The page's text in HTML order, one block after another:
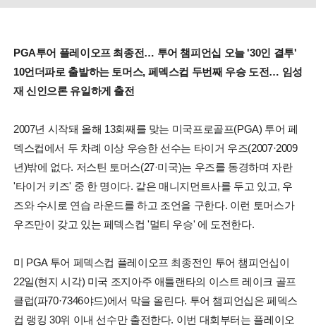
PGA투어 플레이오프 최종전… 투어 챔피언십 오늘 '30인 결투'
10언더파로 출발하는 토머스, 페덱스컵 두번째 우승 도전… 임성
재 신인으론 유일하게 출전
2007년 시작돼 올해 13회째를 맞는 미국프로골프(PGA) 투어 페
덱스컵에서 두 차례 이상 우승한 선수는 타이거 우즈(2007·2009
년)밖에 없다. 저스틴 토머스(27·미국)는 우즈를 동경하며 자란
'타이거 키즈' 중 한 명이다. 같은 매니지먼트사를 두고 있고, 우
즈와 수시로 연습 라운드를 하고 조언을 구한다. 이런 토머스가
우즈만이 갖고 있는 페덱스컵 '멀티 우승' 에 도전한다.
미 PGA 투어 페덱스컵 플레이오프 최종전인 투어 챔피언십이
22일(현지 시각) 미국 조지아주 애틀랜타의 이스트 레이크 골프
클럽(파70·7346야드)에서 막을 올린다. 투어 챔피언십은 페덱스
컵 랭킹 30위 이내 선수만 출전한다. 이번 대회부터는 플레이오